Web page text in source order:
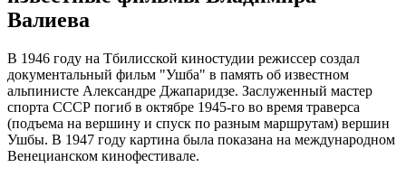
Валиева
В 1946 году на Тбилисской киностудии режиссер создал
документальный фильм "Ушба" в память об известном
альпинисте Александре Джапаридзе. Заслуженный мастер
спорта СССР погиб в октябре 1945-го во время траверса
(подъема на вершину и спуск по разным маршрутам) вершин
Ушбы. В 1947 году картина была показана на международном
Венецианском кинофестивале.